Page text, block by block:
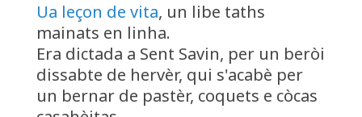
Ua leçon de vita, un libe taths
mainats en linha.
Era dictada a Sent Savin, per un beròi
dissabte de hervèr, qui s'acabè per
un bernar de pastèr, coquets e còcas